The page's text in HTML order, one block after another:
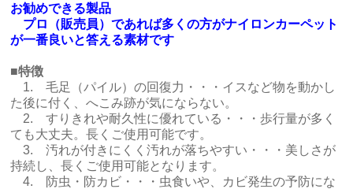
お勧めできる製品
プロ（販売員）であれば多くの方がナイロンカーペット
が一番良いと答える素材です
■特徴
1. 毛足（パイル）の回復力・・・イスなど物を動かし
た後に付く、へこみ跡が気にならない。
2. すりきれや耐久性に優れている・・・歩行量が多く
ても大丈夫。長くご使用可能です。
3. 汚れが付きにくく汚れが落ちやすい・・・美しさが
持続し、長くご使用可能となります。
4. 防虫・防カビ・・・虫食いや、カビ発生の予防にな